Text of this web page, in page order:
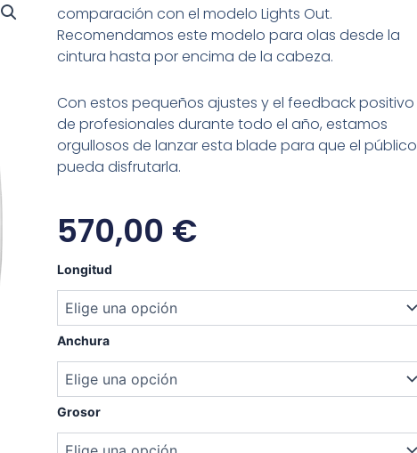
comparación con el modelo Lights Out.
Recomendamos este modelo para olas desde la
cintura hasta por encima de la cabeza.
Con estos pequeños ajustes y el feedback positivo
de profesionales durante todo el año, estamos
orgullosos de lanzar esta blade para que el público
pueda disfrutarla.
570,00 €
Longitud
Anchura
Grosor
Chemistry
Liquid
cantidad